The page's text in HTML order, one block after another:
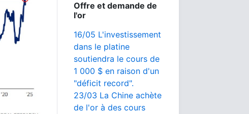
Offre et demande de
l'or
16/05 L'investissement
dans le platine
soutiendra le cours de
1 000 $ en raison d'un
"déficit record".
23/03 La Chine achète
de l'or à des cours